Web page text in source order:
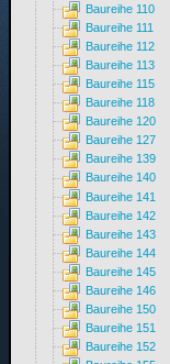
Baureihe 110
Baureihe 111
Baureihe 112
Baureihe 113
Baureihe 115
Baureihe 118
Baureihe 120
Baureihe 127
Baureihe 139
Baureihe 140
Baureihe 141
Baureihe 142
Baureihe 143
Baureihe 144
Baureihe 145
Baureihe 146
Baureihe 150
Baureihe 151
Baureihe 152